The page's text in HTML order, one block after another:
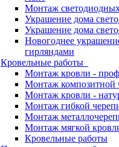
Монтаж
Украшение дома
Украшение дома
Новогоднее
гирляндами
Кровельные работы
Монтаж кровли -
Монтаж композитной
Монтаж кровли -
Монтаж гибкой
Монтаж
Монтаж мягкой
Кровельные работы